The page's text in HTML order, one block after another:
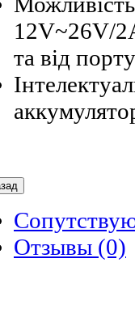
12V~26V/
та від
Отзывы (0)